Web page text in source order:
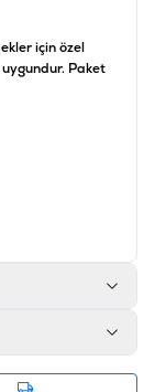
için özel
Paket